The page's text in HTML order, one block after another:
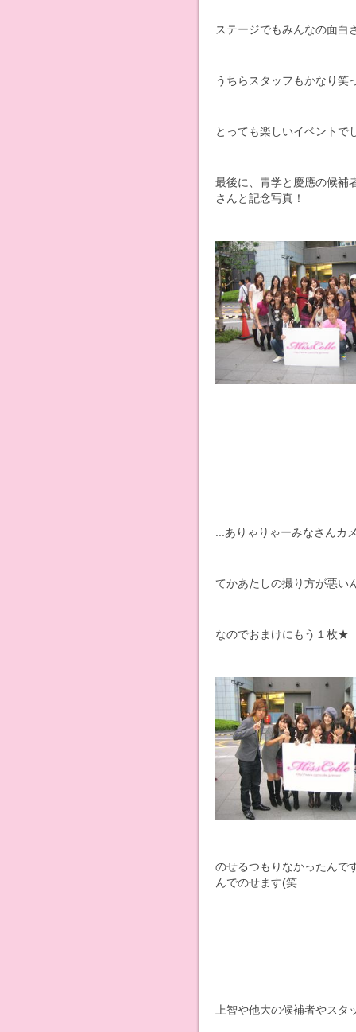
ステージでもみんなの面白
うちらスタッフもかなり笑
とっても楽しいイベントで
最後に、青学と慶應の候補
さんと記念写真！
...ありゃりゃーみなさんカ
てかあたしの撮り方が悪い
なのでおまけにもう１枚★
のせるつもりなかったんで
んでのせます(笑
上智や他大の候補者やス